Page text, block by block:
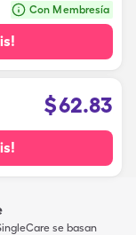
Con Membresía
$62.83
se basan